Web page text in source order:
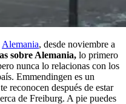
Alemania, desde noviembre a
sobre Alemania, lo primero
nunca lo relacionas con los
Emmendingen es un
reconocen después de estar
de Freiburg. A pie puedes